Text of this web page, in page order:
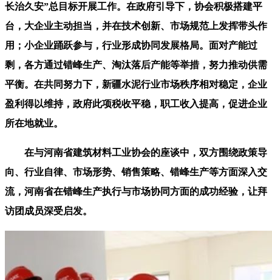
长治久安”总目标开展工作。在政府引导下，协会积极搭建平
台，大企业主动担当，并在技术创新、市场规范上发挥带头作
用；小企业踊跃参与，行业形成协同发展格局。面对产能过
剩，各方通过错峰生产、淘汰落后产能等举措，努力推动供需
平衡。在共同努力下，新疆水泥行业市场秩序相对稳定，企业
盈利得以维持，政府此项税收平稳，职工收入提高，促进企业
所在地就业。
在与河南省建筑材料工业协会的座谈中，双方围绕政策导
向、行业自律、市场形势、销售策略、错峰生产等方面深入交
流，河南省在错峰生产执行与市场协同方面的成功经验，让拜
访团成员深受启发。